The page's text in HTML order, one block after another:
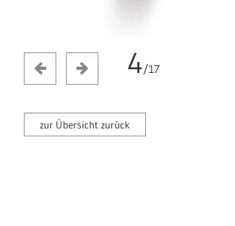
4/17
zur Übersicht zurück